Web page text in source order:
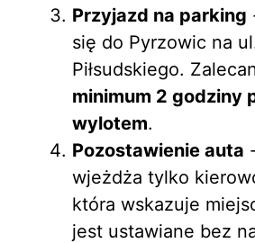
Przyjazd na parking
się do Pyrzowic na
Piłsudskiego.
minimum 2 godziny
wylotem.
Pozostawienie auta
wjeżdża tylko
która wskazuje
jest ustawiane bez